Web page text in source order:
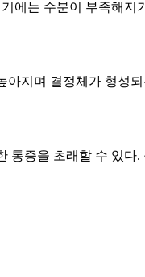
는 수분이 부족해지
지며 결정체가 형성
통증을 초래할 수 있다